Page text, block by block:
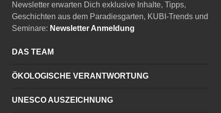
Newsletter erwarten Dich exklusive Inhalte, Tipps,
Geschichten aus dem Paradiesgarten, KUBI-Trends und
Seminare: Newsletter Anmeldung
DAS TEAM
ÖKOLOGISCHE VERANTWORTUNG
UNESCO AUSZEICHNUNG